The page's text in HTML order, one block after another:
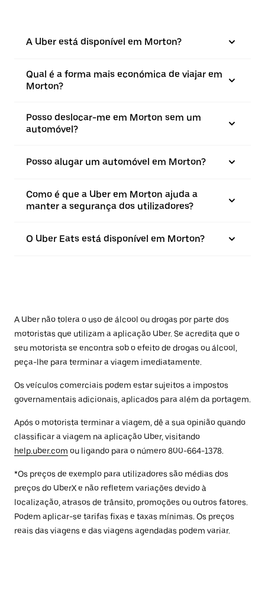
A Uber está disponível em Morton?
Qual é a forma mais económica de viajar em
Morton?
Posso deslocar-me em Morton sem um
automóvel?
Posso alugar um automóvel em Morton?
Como é que a Uber em Morton ajuda a
manter a segurança dos utilizadores?
O Uber Eats está disponível em Morton?
A Uber não tolera o uso de álcool ou drogas por parte dos
motoristas que utilizam a aplicação Uber. Se acredita que o
seu motorista se encontra sob o efeito de drogas ou álcool,
peça-lhe para terminar a viagem imediatamente.
Os veículos comerciais podem estar sujeitos a impostos
governamentais adicionais, aplicados para além da portagem.
Após o motorista terminar a viagem, dê a sua opinião quando
classificar a viagem na aplicação Uber, visitando
help.uber.com ou ligando para o número 800-664-1378.
*Os preços de exemplo para utilizadores são médias dos
preços do UberX e não refletem variações devido à
localização, atrasos de trânsito, promoções ou outros fatores.
Podem aplicar-se tarifas fixas e taxas mínimas. Os preços
reais das viagens e das viagens agendadas podem variar.